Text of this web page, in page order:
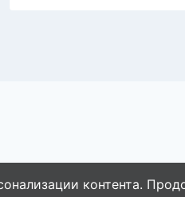
контента.